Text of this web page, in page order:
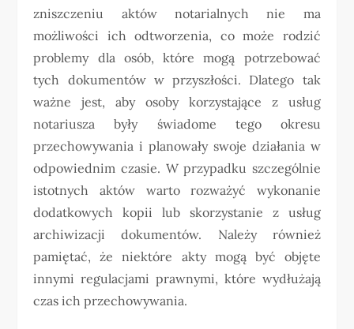
zniszczeniu aktów notarialnych nie ma
możliwości ich odtworzenia, co może rodzić
problemy dla osób, które mogą potrzebować
tych dokumentów w przyszłości. Dlatego tak
ważne jest, aby osoby korzystające z usług
notariusza były świadome tego okresu
przechowywania i planowały swoje działania w
odpowiednim czasie. W przypadku szczególnie
istotnych aktów warto rozważyć wykonanie
dodatkowych kopii lub skorzystanie z usług
archiwizacji dokumentów. Należy również
pamiętać, że niektóre akty mogą być objęte
innymi regulacjami prawnymi, które wydłużają
czas ich przechowywania.